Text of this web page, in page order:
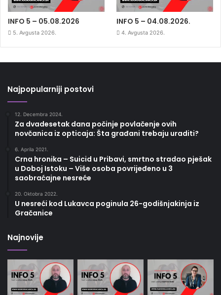
INFO 5 – 05.08.2026
5. Avgusta 2026.
INFO 5 – 04.08.2026.
4. Avgusta 2026.
Najpopularniji postovi
12. Decembra 2024.
Za dvadesetak dana počinje povlačenje ovih
novčanica iz opticaja: Šta građani trebaju uraditi?
6. Aprila 2021.
Crna hronika – Suicid u Pribavi, smrtno stradao pješak
u Doboj Istoku – Više osoba povrijeđeno u 3
saobraćajne nesreće
20. Oktobra 2022.
U nesreći kod Lukavca poginula 26-godišnjakinja iz
Gračanice
Najnovije